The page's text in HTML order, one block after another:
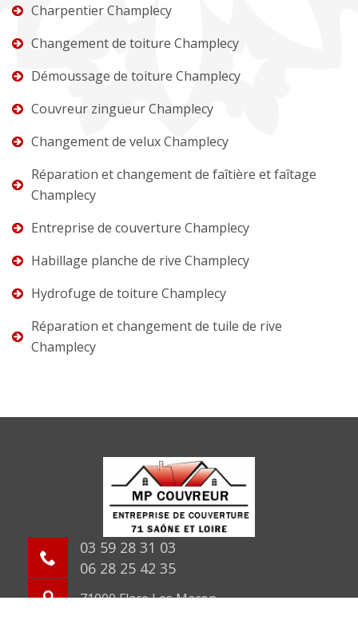
Charpentier Champlecy
Changement de toiture Champlecy
Démoussage de toiture Champlecy
Couvreur zingueur Champlecy
Changement de velux Champlecy
Réparation et changement de faîtière et faîtage
Champlecy
Entreprise de couverture Champlecy
Habillage planche de rive Champlecy
Hydrofuge de toiture Champlecy
Réparation et changement de tuile de rive
Champlecy
03 59 28 31 03
06 28 25 42 35
71000 Flace Les Macon